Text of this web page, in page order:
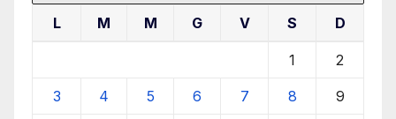
L M M G V S D
1 2
3 4 5 6 7 8 9